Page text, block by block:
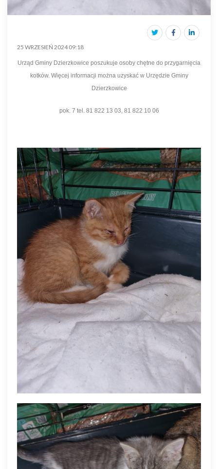
25 WRZESIEŃ 2024 09:18
Urząd Gminy Dzierzkowice poszukuje osoby chętne do przygarnięcia
kotków. Więcej informacji można uzyskać w Urzędzie Gminy
Dzierzkowice
pok. 7 tel. 81 822 13 03, 81 822 10 06